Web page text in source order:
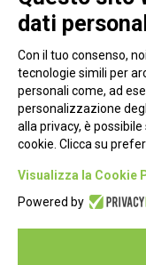
Piazza
dati
Con il tuo consenso,
tecnologie simili per
personali come, ad
personalizzazione
alla privacy, è
cookie. Clicca su
Visualizza la Cookie
Powered by